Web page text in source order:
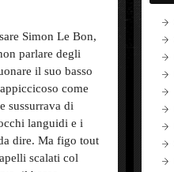
Simon Le Bon,
parlare degli
il suo basso
come
sussurrava di
languidi e i
dire. Ma figo tout
scalati col